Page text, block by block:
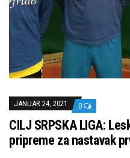
JANUAR 24, 2021 0
CILJ SRPSKA LIGA:
pripreme za nastavak